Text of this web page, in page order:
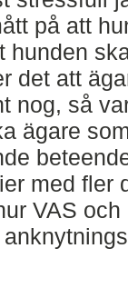
på att
hunden
det att
nog, så
ägare
med fler
VAS